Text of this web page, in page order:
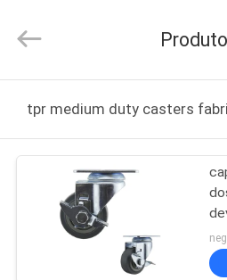
PRODUTOS
VÍDEOS
Metal
Rights
tpr medium duty casters